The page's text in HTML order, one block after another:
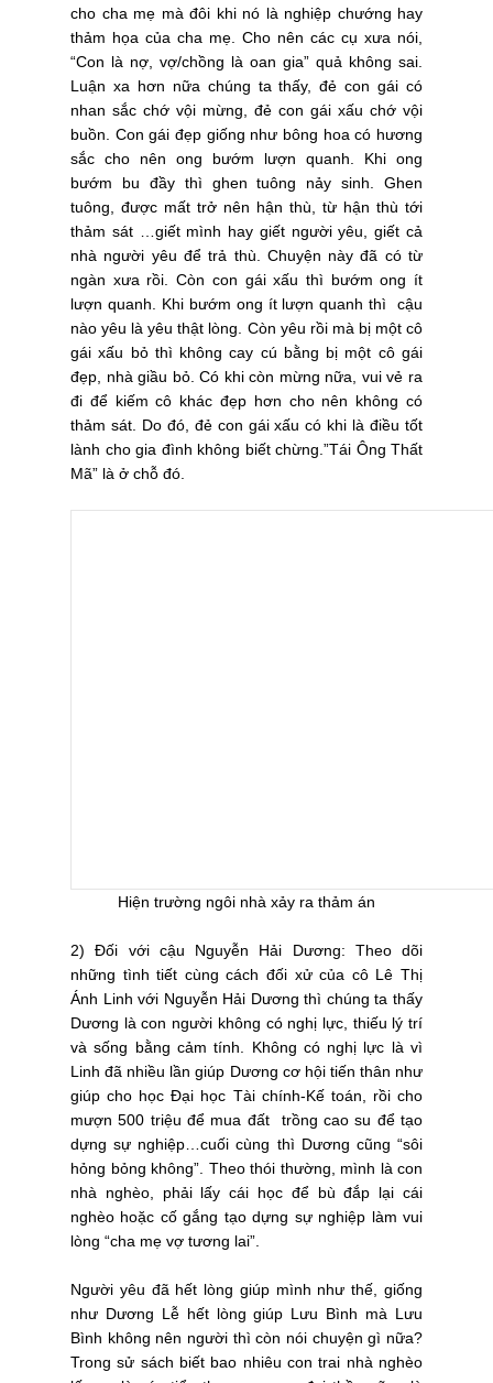
cho cha mẹ mà đôi khi nó là nghiệp chướng hay
thảm họa của cha mẹ. Cho nên các cụ xưa nói,
“Con là nợ, vợ/chồng là oan gia” quả không sai.
Luận xa hơn nữa chúng ta thấy, đẻ con gái có
nhan sắc chớ vội mừng, đẻ con gái xấu chớ vội
buồn. Con gái đẹp giống như bông hoa có hương
sắc cho nên ong bướm lượn quanh. Khi ong
bướm bu đầy thì ghen tuông nảy sinh. Ghen
tuông, được mất trở nên hận thù, từ hận thù tới
thảm sát …giết mình hay giết người yêu, giết cả
nhà người yêu để trả thù. Chuyện này đã có từ
ngàn xưa rồi. Còn con gái xấu thì bướm ong ít
lượn quanh. Khi bướm ong ít lượn quanh thì cậu
nào yêu là yêu thật lòng. Còn yêu rồi mà bị một cô
gái xấu bỏ thì không cay cú bằng bị một cô gái
đẹp, nhà giầu bỏ. Có khi còn mừng nữa, vui vẻ ra
đi để kiếm cô khác đẹp hơn cho nên không có
thảm sát. Do đó, đẻ con gái xấu có khi là điều tốt
lành cho gia đình không biết chừng.”Tái Ông Thất
Mã” là ở chỗ đó.
Hiện trường ngôi nhà xảy ra thảm án
2) Đối với cậu Nguyễn Hải Dương: Theo dõi
những tình tiết cùng cách đối xử của cô Lê Thị
Ánh Linh với Nguyễn Hải Dương thì chúng ta thấy
Dương là con người không có nghị lực, thiếu lý trí
và sống bằng cảm tính. Không có nghị lực là vì
Linh đã nhiều lần giúp Dương cơ hội tiến thân như
giúp cho học Đại học Tài chính-Kế toán, rồi cho
mượn 500 triệu để mua đất trồng cao su để tạo
dựng sự nghiệp…cuối cùng thì Dương cũng “sôi
hỏng bỏng không”. Theo thói thường, mình là con
nhà nghèo, phải lấy cái học để bù đắp lại cái
nghèo hoặc cố gắng tạo dựng sự nghiệp làm vui
lòng “cha mẹ vợ tương lai”.
Người yêu đã hết lòng giúp mình như thế, giống
như Dương Lễ hết lòng giúp Lưu Bình mà Lưu
Bình không nên người thì còn nói chuyện gì nữa?
Trong sử sách biết bao nhiêu con trai nhà nghèo